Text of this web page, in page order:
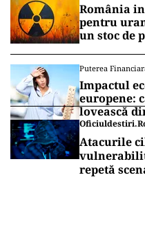
România
pentru
un stoc de
Puterea
Impactul
europene:
lovească
Atacurile
repetă